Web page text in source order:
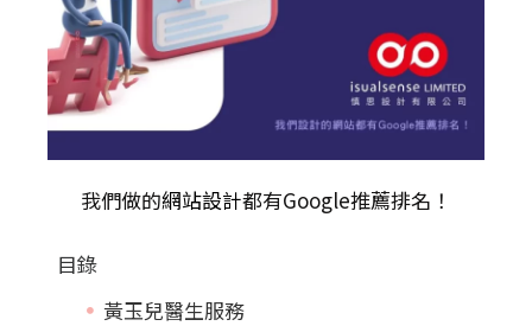
我們做的網站設計都有Google推薦排名！
目錄
黃玉兒醫生服務